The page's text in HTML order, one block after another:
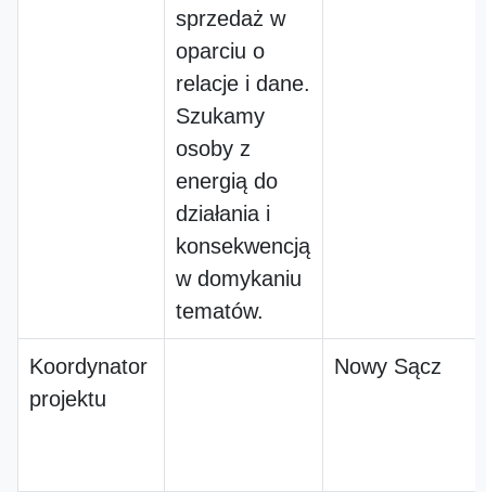
sprzedaż w
oparciu o
relacje i dane.
Szukamy
osoby z
energią do
działania i
konsekwencją
w domykaniu
tematów.
Koordynator
projektu
Nowy Sącz